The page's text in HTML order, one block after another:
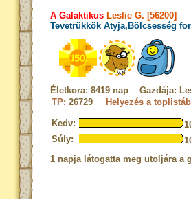
A Galaktikus Leslie G. [56200]
Tevetrükkök Atyja,Bölcsesség
Életkora: 8419 nap Gazdája:
TP: 26729 Helyezés a
Kedv:
Súly:
1 napja látogatta meg utoljára a